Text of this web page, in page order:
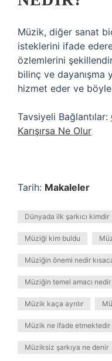
Müzik, diğer sanat
isteklerini ifade
özlemlerini
bilinç ve
hizmet eder ve
Tavsiyeli Bağlantılar:
Karışırsa Ne Olur
Tarih: Makaleler
Dünyada ilk şarkıcı kimdir
Müziği kim buldu
Müziğin önemi nedir
Müziğin temel amacı nedir
Müzik kaça ayrılır
Müzik ne ifade etmektedir
Müziksiz şarkıya ne denir